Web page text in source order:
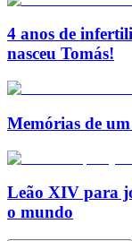
4 anos de
nasceu Tomás!
Memórias de
Leão XIV para
o mundo